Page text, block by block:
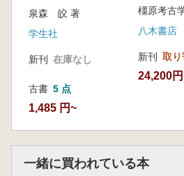
伊藤雅文 初期の畿内型横
河内一浩 紀伊・平井埴輪
石田大輔 石上・豊田古墳群
土生田純之 畿内型石室に
入江文敏 一墳丘複数基横穴
一様相 3基の横穴式石室を
墳
宇野愼敏 粕屋郡地域出土勾
泉森 皎 著
学生社
新刊 在庫なし
古書 5 点
1,485 円~
橿原考古
八木書店
新刊 取
24,200円
一緒に買われている本